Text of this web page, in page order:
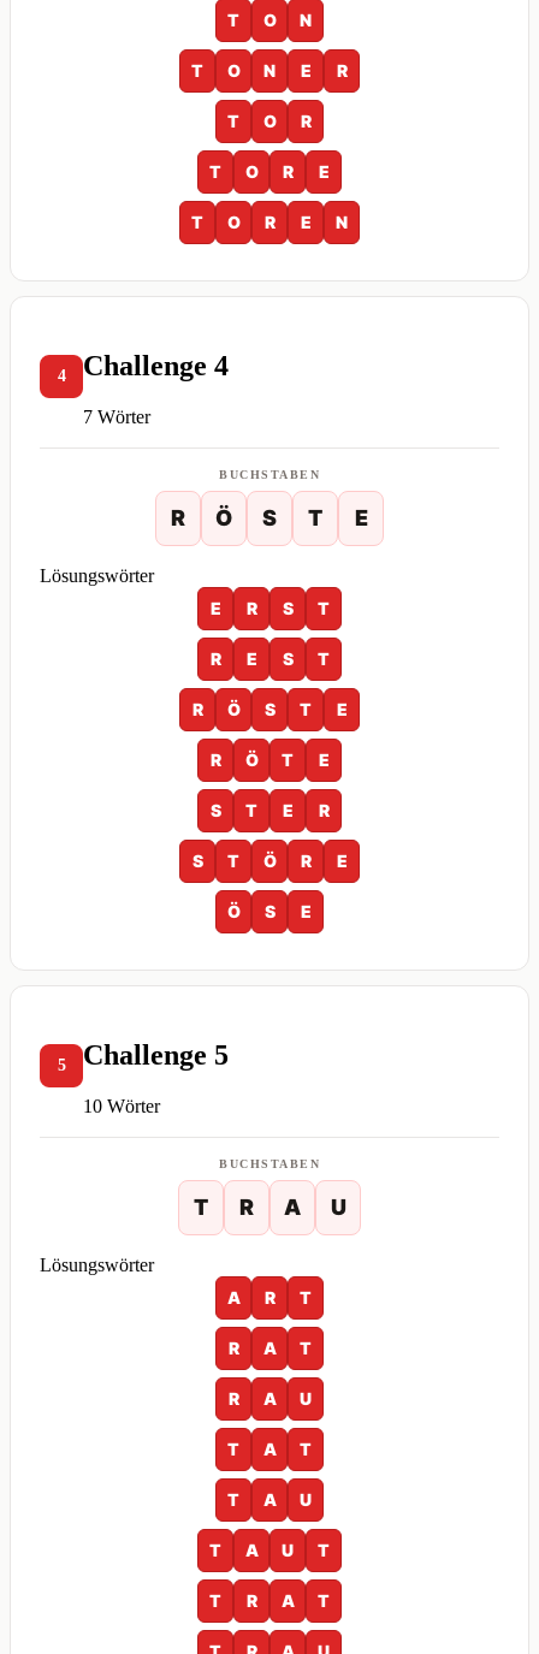
T O N
T O N E R
T O R
T O R E
T O R E N
4 Challenge 4
7 Wörter
BUCHSTABEN
R Ö S T E
Lösungswörter
E
R S T
R E S T
R Ö S T E
R Ö T E
S T E R
S T Ö R E
Ö S E
5 Challenge 5
10 Wörter
BUCHSTABEN
T R A U
Lösungswörter
A
R T
R A T
R A U
T A T
T A U
T A U T
T R A T